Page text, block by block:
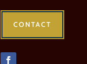
CONTACT